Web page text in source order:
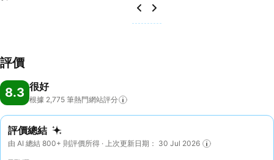
評價
8.3 很好
根據 2,775 筆熱門網站評分
評價總結
由 AI 總結 800+ 則評價所得 · 上次更新日期： 30 Jul 2026